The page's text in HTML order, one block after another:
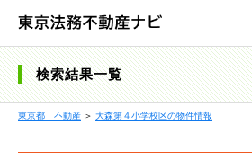
検索結果一覧
東京都 不動産 ＞ 大森第４小学校区の物件情報